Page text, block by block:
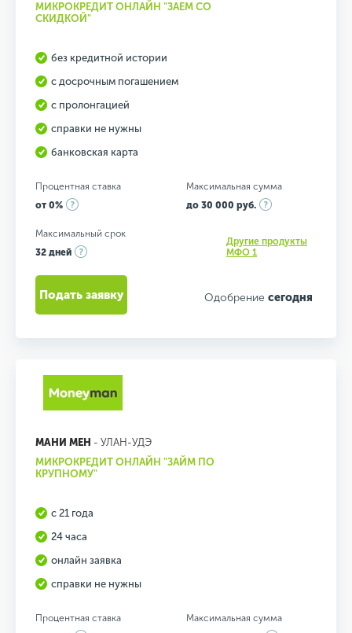
МИКРОКРЕДИТ ОНЛАЙН "ЗАЕМ СО
СКИДКОЙ"
без кредитной истории
с досрочным погашением
с пролонгацией
справки не нужны
банковская карта
Процентная ставка
от 0%
Максимальная сумма
до 30 000 руб.
Максимальный срок
32 дней
Другие продукты
МФО 1
Одобрение сегодня
Подать заявку
МАНИ МЕН - УЛАН-УДЭ
МИКРОКРЕДИТ ОНЛАЙН "ЗАЙМ ПО
КРУПНОМУ"
с 21 года
24 часа
онлайн заявка
справки не нужны
Процентная ставка
Максимальная сумма